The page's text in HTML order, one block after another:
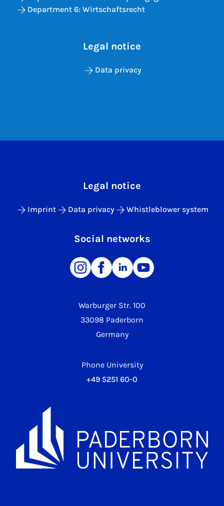
Department 6: Wirtschaftsrecht
Legal notice
Data privacy
Warburger Str. 100
33098 Paderborn
Germany
Phone University
+49 5251 60-0
Legal notice
Imprint Data privacy Whistleblower system
Social networks